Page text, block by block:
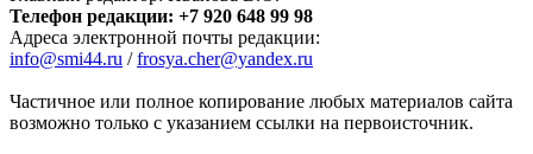
Телефон редакции: +7 920 648 99 98
Адреса электронной почты редакции:
info@smi44.ru /frosya.cher@yandex.ru
Частичное или полное копирование любых материалов сайта
возможно только с указанием ссылки на первоисточник.